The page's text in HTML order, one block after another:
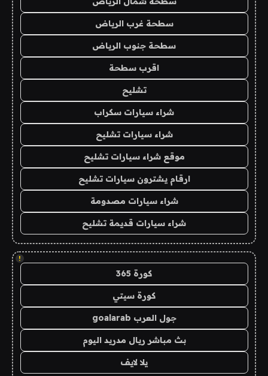
سطحة غرب الرياض
سطحة جنوب الرياض
اقرب سطحة
تشليح
شراء سيارات سكراب
شراء سيارات تشليح
موقع شراء سيارات تشليح
ارقام يشترون سيارات تشليح
شراء سيارات مصدومة
شراء سيارات قديمة تشليح
!
كورة 365
كورة سيتي
جول العرب goalarab
بث مباشر ريال مدريد اليوم
يلا لايف